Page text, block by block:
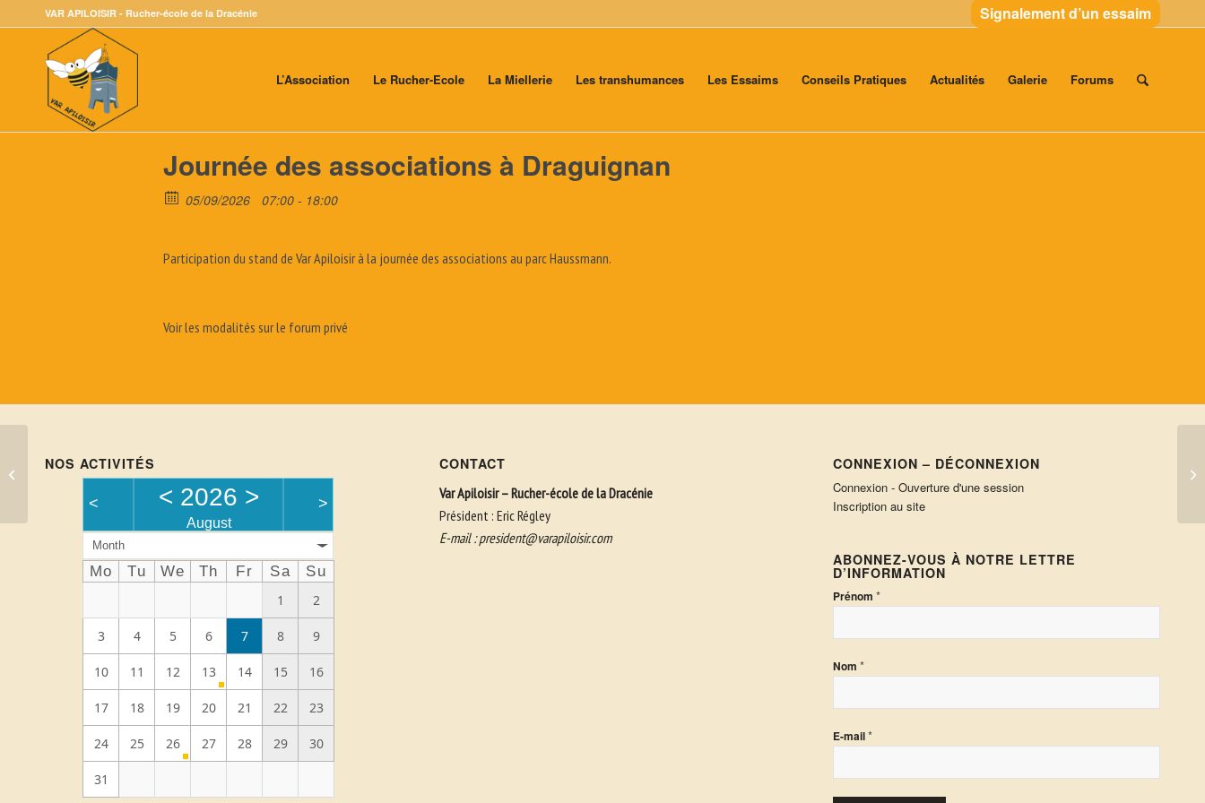
Signalement d’un essaim
VAR APILOISIR - Rucher-école de la Dracénie
L’Association Le Rucher-Ecole La Miellerie Les transhumances Les Essaims Conseils Pratiques Actualités Galerie Forums
Journée des associations à Draguignan
05/09/2026 07:00 - 18:00
Participation du stand de Var Apiloisir à la journée des associations au parc Haussmann.
Voir les modalités sur le forum privé
NOS ACTIVITÉS
< < 2026 >
August
>
Month
Mo Tu We Th Fr Sa
Su
1
2
3 4 5 6 7 8 9
10 11 12 13 14 15 16
17 18 19 20 21 22 23
24 25 26 27 28 29 30
31
CONTACT
Var Apiloisir – Rucher-école de la Dracénie
Président : Eric Régley
E-mail :president@varapiloisir.com
CONNEXION – DÉCONNEXION
Connexion - Ouverture d'une session
Inscription au site
ABONNEZ-VOUS À NOTRE LETTRE
D’INFORMATION
Prénom*
Nom*
E-mail*
Pique-nique Var Apiloisir